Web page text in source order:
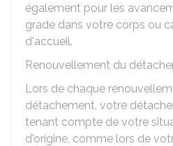
également pour les
grade dans votre corps ou
d'accueil.
Renouvellement du
Lors de chaque
détachement, votre
tenant compte de votre
d'origine, comme lors de